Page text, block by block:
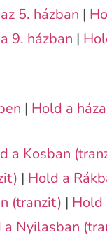
5. házban |
9. házban |
| Hold a
a Kosban
| Hold a
(tranzit) | Hold
a Nyilasban